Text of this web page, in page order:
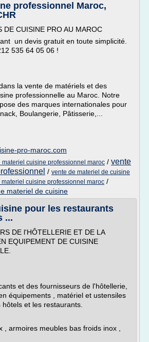
professionnel Maroc,
DE CUISINE PRO AU MAROC
un devis gratuit en toute simplicité.
535 64 05 06 !
la vente de matériels et des
professionnelle au Maroc. Notre
des marques internationales pour
Boulangerie, Pâtisserie,...
pro-maroc.com
materiel cuisine professionnel maroc / vente
/ vente de materiel de cuisine
cuisine professionnel maroc /
materiel de cuisine
pour les restaurants
...
DE l'HÔTELLERIE ET DE LA
EQUIPEMENT DE CUISINE
et des fournisseurs de l'hôtellerie,
équipements , matériel et ustensiles
et les restaurants.
, armoires meubles bas froids inox ,